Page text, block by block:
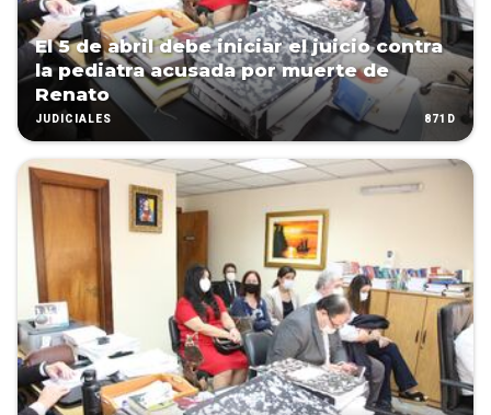
El 5 de abril debe iniciar el juicio contra
la pediatra acusada por muerte de
Renato
JUDICIALES 871D